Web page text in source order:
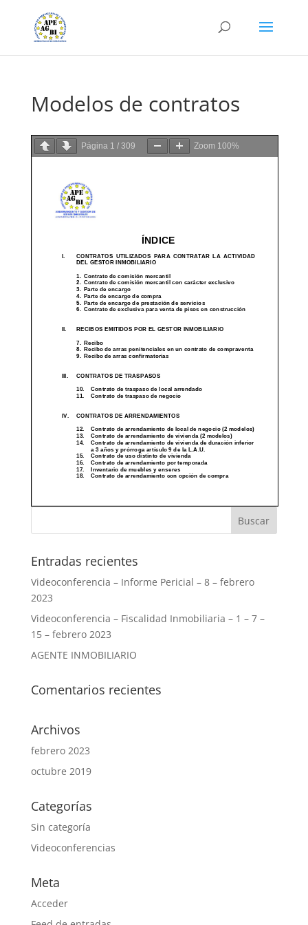
Modelos de contratos
Página 1 / 309 Zoom 100%
Entradas recientes
Videoconferencia – Informe Pericial – 8 – febrero
2023
Videoconferencia – Fiscalidad Inmobiliaria – 1 – 7 –
15 – febrero 2023
AGENTE INMOBILIARIO
Comentarios recientes
Archivos
febrero 2023
octubre 2019
Categorías
Sin categoría
Videoconferencias
Meta
Acceder